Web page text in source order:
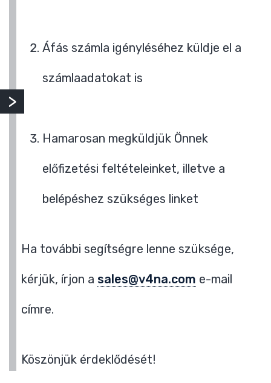
Áfás számla igényléséhez küldje el a
számlaadatokat is
Hamarosan megküldjük Önnek
előfizetési feltételeinket, illetve a
belépéshez szükséges linket
Ha további segítségre lenne szüksége,
kérjük, írjon a sales@v4na.com e-mail
címre.
Köszönjük érdeklődését!